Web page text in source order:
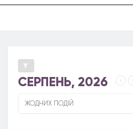
СЕРПЕНЬ, 2026
ЖОДНИХ ПОДІЙ